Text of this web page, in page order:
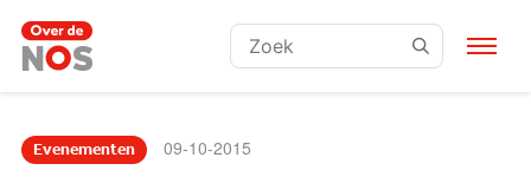
Zoeken:
Evenementen 09-10-2015